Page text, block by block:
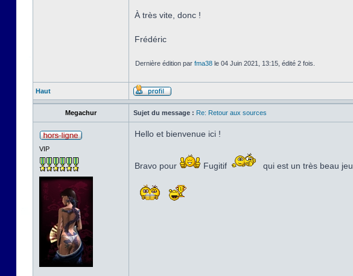
À très vite, donc !
Frédéric
Dernière édition par fma38 le 04 Juin 2021, 13:15, édité 2 fois.
Haut
Megachur Sujet du message : Re: Retour aux sources
VIP
Hello et bienvenue ici !
Bravo pour Fugitif qui est un très beau